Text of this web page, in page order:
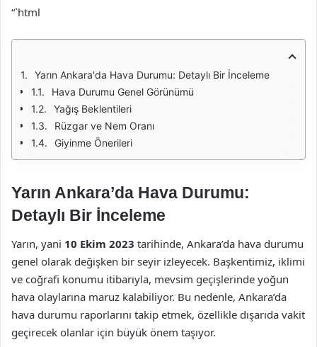
“`html
Yarın Ankara'da Hava Durumu: Detaylı Bir İnceleme
Hava Durumu Genel Görünümü
Yağış Beklentileri
Rüzgar ve Nem Oranı
Giyinme Önerileri
Yarın Ankara’da Hava Durumu:
Detaylı Bir İnceleme
Yarın, yani 10 Ekim 2023 tarihinde, Ankara’da hava durumu
genel olarak değişken bir seyir izleyecek. Başkentimiz, iklimi
ve coğrafi konumu itibarıyla, mevsim geçişlerinde yoğun
hava olaylarına maruz kalabiliyor. Bu nedenle, Ankara’da
hava durumu raporlarını takip etmek, özellikle dışarıda vakit
geçirecek olanlar için büyük önem taşıyor.